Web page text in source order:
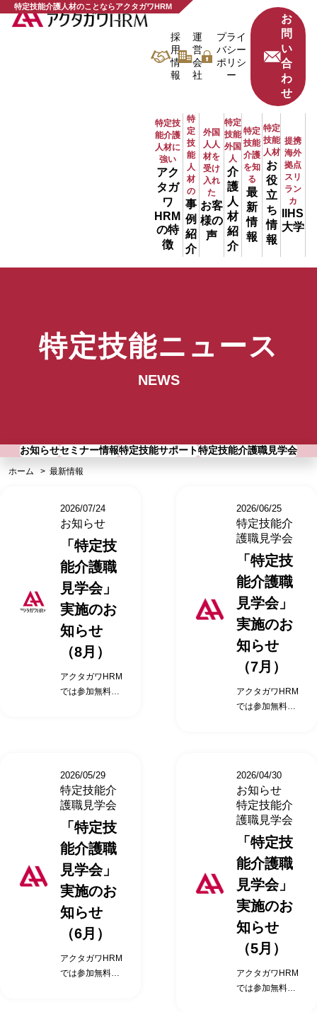
特定技能介護人材のことならアクタガワHRM
採
用
情
報
運
営
会
社
プライ
バシー
ポリシ
ー
お
問
い
合
わ
せ
特定技
能介護
人材に
強い
アク
タガ
ワ
HRM
の特
徴
特
定
技
能
人
材
の
事
例
紹
介
外国
人人
材を
受け
入れ
た
お客
様の
声
特定
技能
外国
人
介
護
人
材
紹
介
特定
技能
介護
を知
る
最
新
情
報
特定
技能
人材
お
役
立
ち
情
報
提携
海外
拠点
スリ
ラン
カ
IIHS
大学
特定技能ニュース
NEWS
お知らせセミナー情報特定技能サポート特定技能介護職見学会
ホーム 最新情報
2026/07/24
お知らせ
「特定技
能介護職
見学会」
実施のお
知らせ
（8月）
アクタガワHRM
では参加無料の
能介護職見学会
開催日時 2026
年8月 5日
（水）14時00分
～15時00分
2026年8月12日
（水）14時00分
～15時00分
2026年8月18日
（火）14時00分
～15時00分
2026年8月26日
（水）14時00分
～15時00分
2026/06/25
特定技能介
護職見学会
「特定技
能介護職
見学会」
実施のお
知らせ
（7月）
アクタガワHRM
では参加無料の
します。 特定技
能介護職見学会
開催日時 2026
年7月 8日（水）
14時00分～15
時00分 2026年7
月15日（水）14
時00分～15時
00分 2026年7月
22日（水）14時
00分～15時00
分 2026年7月29
日（水）14時00
分～15時00分
（日時について
2026/05/29
特定技能介
護職見学会
「特定技
能介護職
見学会」
実施のお
知らせ
（6月）
アクタガワHRM
では参加無料の
2026/04/30
お知らせ
特定技能介
護職見学会
「特定技
能介護職
見学会」
実施のお
知らせ
（5月）
アクタガワHRM
では参加無料の